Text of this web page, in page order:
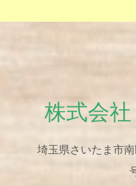
株式会
埼玉県さいたま市